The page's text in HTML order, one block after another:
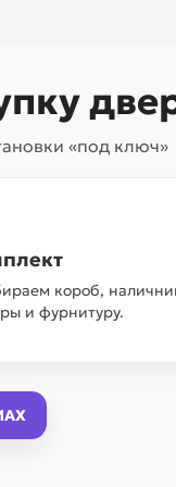
«под ключ»
короб,
и фурнитуру.